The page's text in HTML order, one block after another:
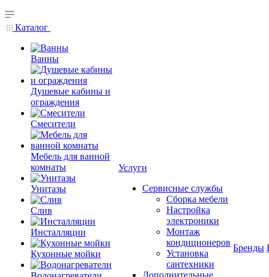
Каталог
Ванны
Душевые кабины и
ограждения
Смесители
Мебель для ванной
комнаты
Унитазы
Слив
Инсталляции
Кухонные мойки
Услуги
Сервисные службы
Сборка мебели
Настройка
электроники
Монтаж
кондиционеров
Установка
сантехники
Дополнительные
Бренды